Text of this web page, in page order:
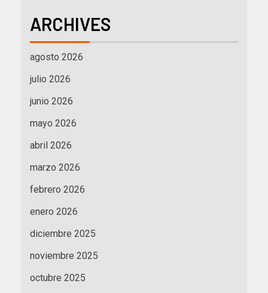
ARCHIVES
agosto 2026
julio 2026
junio 2026
mayo 2026
abril 2026
marzo 2026
febrero 2026
enero 2026
diciembre 2025
noviembre 2025
octubre 2025